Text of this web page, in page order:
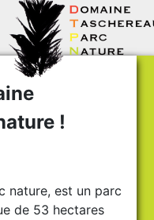
!
nature, est un parc
de 53 hectares